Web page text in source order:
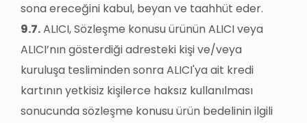
sona ereceğini kabul, beyan ve taahhüt eder.
9.7.ALICI, Sözleşme konusu ürünün ALICI veya
ALICI’nın gösterdiği adresteki kişi ve/veya
kuruluşa tesliminden sonra ALICI'ya ait kredi
kartının yetkisiz kişilerce haksız kullanılması
sonucunda sözleşme konusu ürün bedelinin ilgili